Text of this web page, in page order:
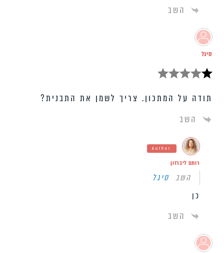
השב
סיגל
תודה על המתכון. צריך לשמן את התבנית?
השב
Author
רותם ליברזון
השב סיגל
כן
השב